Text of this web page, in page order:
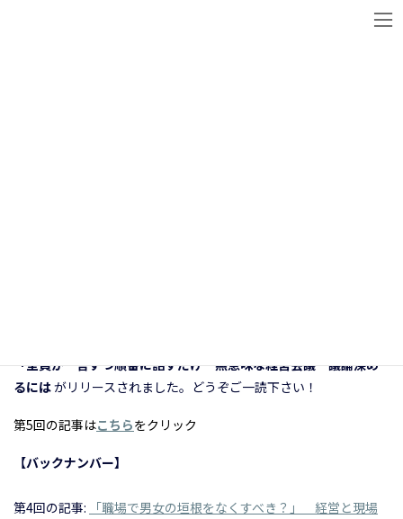
「全員が一言ずつ順番に話すだけ…無意味な経営会議 議論深め
るにはがリリースされました。どうぞご一読下さい！
第5回の記事はこちらをクリック
【バックナンバー】
第4回の記事:
「職場で男女の垣根をなくすべき？」 経営と現場